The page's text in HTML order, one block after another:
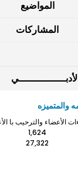
المواضيع
المشاركات
والمتميزه
والترحيب با
1,624
27,322